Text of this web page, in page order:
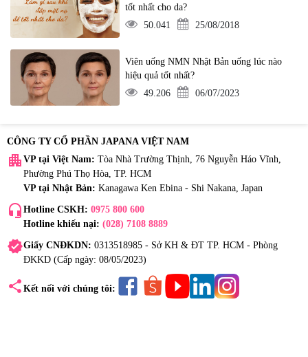
tốt nhất cho da?
50.041
25/08/2018
Viên uống NMN Nhật Bản uống lúc nào
hiệu quả tốt nhất?
49.206
06/07/2023
CÔNG TY CỔ PHẦN JAPANA VIỆT NAM
apartment VP tại Việt Nam: Tòa Nhà Trường Thịnh, 76 Nguyễn Háo Vĩnh,
Phường Phú Thọ Hòa, TP. HCM
VP tại Nhật Bản: Kanagawa Ken Ebina - Shi Nakana, Japan
headset_mic Hotline CSKH: 0975 800 600
Hotline khiếu nại: (028) 7108 8889
verifiedGiấy CNĐKDN: 0313518985 - Sở KH & ĐT TP. HCM - Phòng
ĐKKD (Cấp ngày: 08/05/2023)
share Kết nối với chúng tôi: